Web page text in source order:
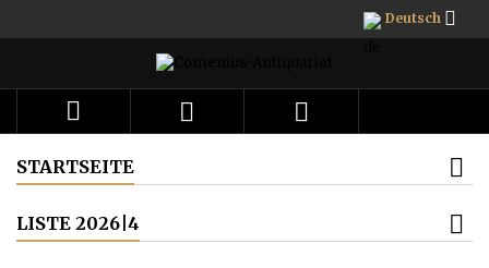
Deutsch 
  
STARTSEITE
LISTE 2026|4